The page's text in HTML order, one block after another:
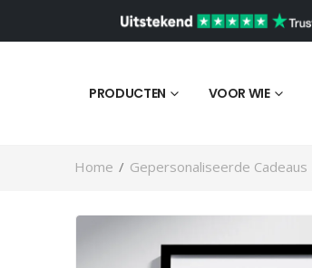
PRODUCTEN VOOR WIE
Home / Gepersonaliseerde Cadeaus